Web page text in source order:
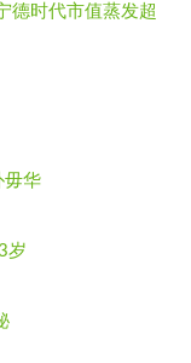
德时代市值蒸发超
毋华
岁